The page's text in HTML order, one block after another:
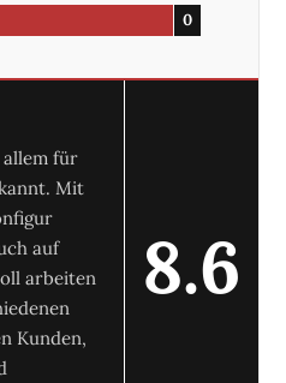
0
allem für
Mit
auf
arbeiten
Kunden,
8.6